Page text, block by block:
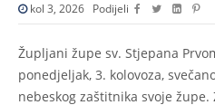
kol 3, 2026 Podijeli
Župljani župe sv. Stjepana
ponedjeljak, 3. kolovoza,
nebeskog zaštitnika svoje